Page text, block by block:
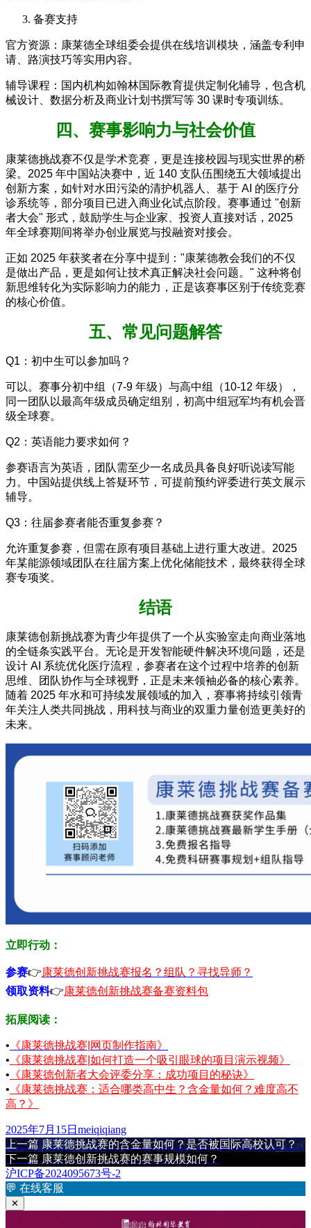
备赛支持
官方资源：康莱德全球组委会提供在线培训模块，涵盖专利申
请、路演技巧等实用内容。
辅导课程：国内机构如翰林国际教育提供定制化辅导，包含机
械设计、数据分析及商业计划书撰写等 30 课时专项训练。
四、赛事影响力与社会价值
康莱德挑战赛不仅是学术竞赛，更是连接校园与现实世界的桥
梁。2025 年中国站决赛中，近 140 支队伍围绕五大领域提出
创新方案，如针对水田污染的清护机器人、基于 AI 的医疗分
诊系统等，部分项目已进入商业化试点阶段。赛事通过 "创新
者大会" 形式，鼓励学生与企业家、投资人直接对话，2025
年全球赛期间将举办创业展览与投融资对接会。
正如 2025 年获奖者在分享中提到："康莱德教会我们的不仅
是做出产品，更是如何让技术真正解决社会问题。" 这种将创
新思维转化为实际影响力的能力，正是该赛事区别于传统竞赛
的核心价值。
五、常见问题解答
Q1：初中生可以参加吗？
可以。赛事分初中组（7-9 年级）与高中组（10-12 年级），
同一团队以最高年级成员确定组别，初高中组冠军均有机会晋
级全球赛。
Q2：英语能力要求如何？
参赛语言为英语，团队需至少一名成员具备良好听说读写能
力。中国站提供线上答疑环节，可提前预约评委进行英文展示
辅导。
Q3：往届参赛者能否重复参赛？
允许重复参赛，但需在原有项目基础上进行重大改进。2025
年某能源领域团队在往届方案上优化储能技术，最终获得全球
赛专项奖。
结语
康莱德创新挑战赛为青少年提供了一个从实验室走向商业落地
的全链条实践平台。无论是开发智能硬件解决环境问题，还是
设计 AI 系统优化医疗流程，参赛者在这个过程中培养的创新
思维、团队协作与全球视野，正是未来领袖必备的核心素养。
随着 2025 年水和可持续发展领域的加入，赛事将持续引领青
年关注人类共同挑战，用科技与商业的双重力量创造更美好的
未来。
立即行动：
参赛👉康莱德创新挑战赛报名？组队？寻找导师？
领取资料👉康莱德创新挑战赛备赛资料包
拓展阅读：
• 《康莱德挑战赛|网页制作指南》
• 《康莱德挑战赛|如何打造一个吸引眼球的项目演示视频》
• 《康莱德创新者大会评委分享：成功项目的秘诀》
• 《康莱德挑战赛：适合哪类高中生？含金量如何？难度高不
高？》
发
布
于
2025年7月15日 作
者
meiqiqiang
文
章
导
航
上一篇 上
篇
文
章：
康莱德挑战赛的含金量如何？是否被国际高校认可？
下一篇 下
篇
文
康莱德创新挑战赛的赛事规模如何？
沪ICP备2024095673号-2
💬 在线客服
✕